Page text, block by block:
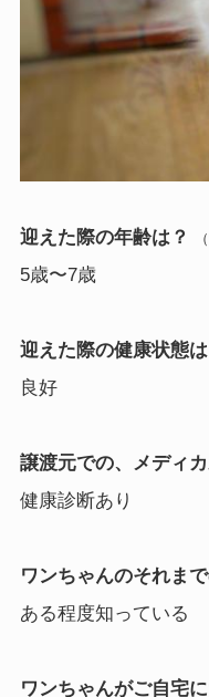
迎えた際の年齢は？
5歳〜7歳
迎えた際の健康状態は
良好
譲渡元での、メディ
健康診断あり
ワンちゃんのそれま
ある程度知っている
ワンちゃんがご自宅